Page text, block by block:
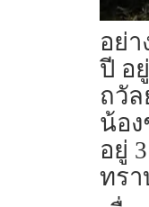
อย่
ปี อ
ถวั
น้อ
อยู่
ทร